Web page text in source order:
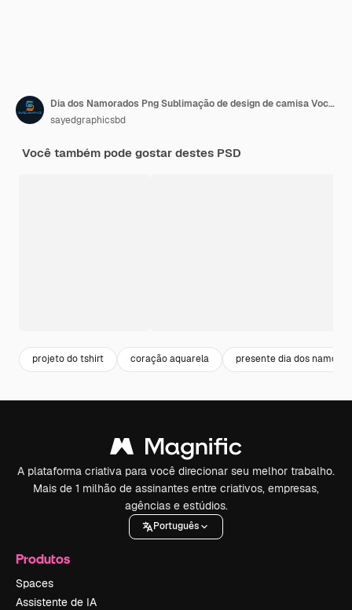
Dia dos Namorados Png Sublimação de design de camisa Você pode imprimi-los em camisas almofadas pratos taça
sayedgraphicsbd
Você também pode gostar destes PSD
projeto do tshirt coração aquarela presente dia dos
A plataforma criativa para você direcionar seu melhor trabalho.
Mais de 1 milhão de assinantes entre criativos, empresas,
agências e estúdios.
Português
Produtos
Spaces
Assistente de IA